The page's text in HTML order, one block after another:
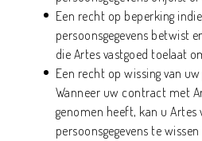
Een recht op beperking
persoonsgegevens betwist
die Artes vastgoed toelaat
Een recht op wissing van
Wanneer uw contract met
genomen heeft, kan u Artes
persoonsgegevens te